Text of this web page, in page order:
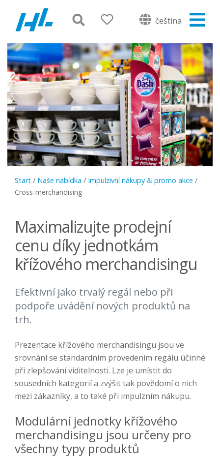
čeština
Start / Naše nabídka / Impulzivní nákupy & promo akce /
Cross-merchandising
Maximalizujte prodejní
cenu díky jednotkám
křížového merchandisingu
Efektivní jako trvalý regál nebo při
podpoře uvádění nových produktů na
trh.
Prezentace křížového merchandisingu jsou ve
srovnání se standardním provedením regálu účinné
při zlepšování viditelnosti. Lze je umístit do
sousedních kategorií a zvýšit tak povědomí o nich
mezi zákazníky, a to také při impulzním nákupu.
Modulární jednotky křížového
merchandisingu jsou určeny pro
všechny typy produktů